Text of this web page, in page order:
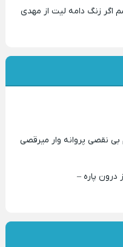
اگر زنگ دامه لیت از مهدی
نقصی پروانه وار میرقصی
درون پاره –